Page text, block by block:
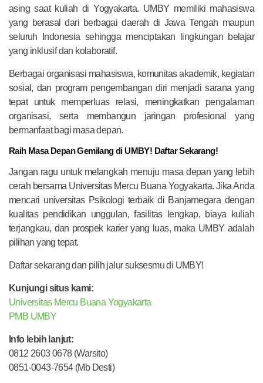
asing saat kuliah di Yogyakarta. UMBY memiliki mahasiswa
yang berasal dari berbagai daerah di Jawa Tengah maupun
seluruh Indonesia sehingga menciptakan lingkungan belajar
yang inklusif dan kolaboratif.
Berbagai organisasi mahasiswa, komunitas akademik, kegiatan
sosial, dan program pengembangan diri menjadi sarana yang
tepat untuk memperluas relasi, meningkatkan pengalaman
organisasi, serta membangun jaringan profesional yang
bermanfaat bagi masa depan.
Raih Masa Depan Gemilang di UMBY! Daftar Sekarang!
Jangan ragu untuk melangkah menuju masa depan yang lebih
cerah bersama Universitas Mercu Buana Yogyakarta. Jika Anda
mencari universitas Psikologi terbaik di Banjarnegara dengan
kualitas pendidikan unggulan, fasilitas lengkap, biaya kuliah
terjangkau, dan prospek karier yang luas, maka UMBY adalah
pilihan yang tepat.
Daftar sekarang dan pilih jalur suksesmu di UMBY!
Kunjungi situs kami:
Universitas Mercu Buana Yogyakarta
PMB UMBY
Info lebih lanjut:
0812 2603 0678 (Warsito)
0851-0043-7654 (Mb Desti)